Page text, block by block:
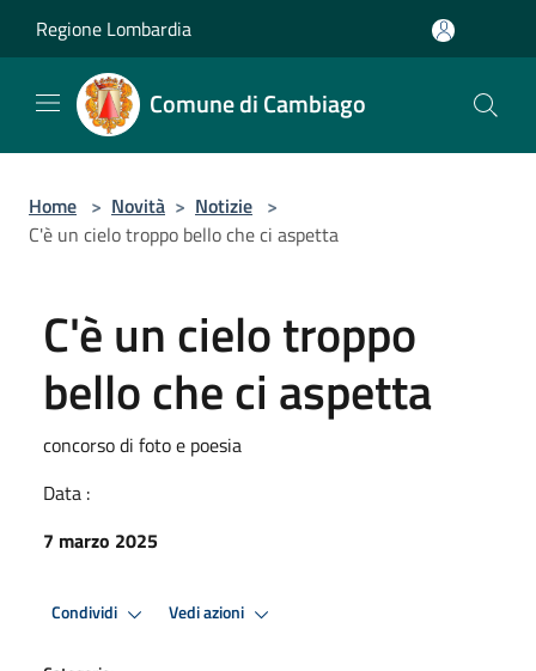
Regione Lombardia
Comune di Cambiago
Home > Novità > Notizie >
C'è un cielo troppo bello che ci aspetta
C'è un cielo troppo
bello che ci aspetta
concorso di foto e poesia
Data :
7 marzo 2025
Condividi Vedi azioni